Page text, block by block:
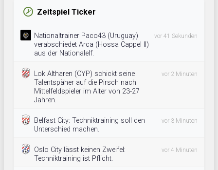
Zeitspiel Ticker
Nationaltrainer Paco43 (Uruguay)
verabschiedet Arca (Hossa Cappel II)
aus der Nationalelf.
vor 41 Sekunden
Lok Altharen (CYP) schickt seine
Talentspäher auf die Pirsch nach
Mittelfeldspieler im Alter von 23-27
Jahren.
vor 2 Minuten
Belfast City: Techniktraining soll den
Unterschied machen.
vor 3 Minuten
Oslo City lässt keinen Zweifel:
Techniktraining ist Pflicht.
vor 4 Minuten